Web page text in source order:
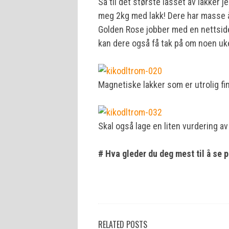
meg 2kg med lakk! Dere har
Golden Rose jobber med en
kan dere også få tak på om noen
Magnetiske lakker som er utrolig
Skal også lage en liten vurdering
# Hva gleder du deg mest til å se
RELATED POSTS